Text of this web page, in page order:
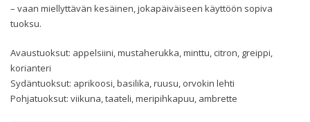
– vaan miellyttävän kesäinen, jokapäiväiseen käyttöön sopiva
tuoksu.
Avaustuoksut: appelsiini, mustaherukka, minttu, citron, greippi,
korianteri
Sydäntuoksut: aprikoosi, basilika, ruusu, orvokin lehti
Pohjatuoksut: viikuna, taateli, meripihkapuu, ambrette